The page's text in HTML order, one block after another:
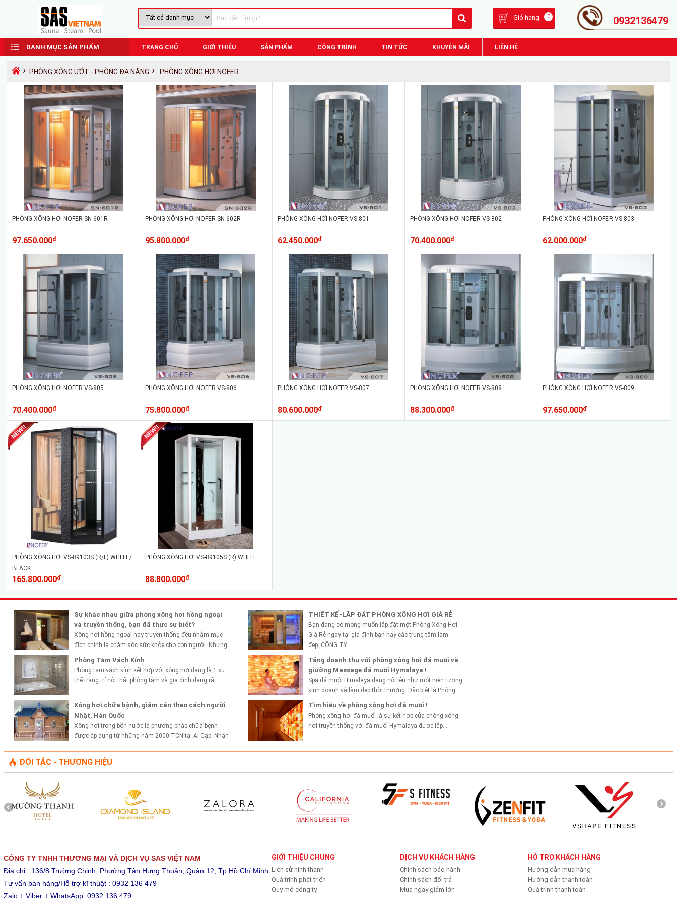
Giỏ hàng 0 0932136479
DANH MỤC SẢN PHẨM TRANG CHỦ GIỚI THIỆU SẢN PHẨM CÔNG TRÌNH TIN TỨC KHUYẾN MÃI LIÊN HỆ
› PHÒNG XÔNG ƯỚT - PHÒNG ĐA NĂNG › PHÒNG XÔNG HƠI NOFER
PHÒNG XÔNG HƠI NOFER SN-601R
97.650.000đ
PHÒNG XÔNG HƠI NOFER SN-602R
95.800.000đ
PHÒNG XÔNG HƠI NOFER VS-801
62.450.000đ
PHÒNG XÔNG HƠI NOFER VS-802
70.400.000đ
PHÒNG XÔNG HƠI NOFER VS-803
62.000.000đ
PHÒNG XÔNG HƠI NOFER VS-805
70.400.000đ
PHÒNG XÔNG HƠI NOFER VS-806
75.800.000đ
PHÒNG XÔNG HƠI NOFER VS-807
80.600.000đ
PHÒNG XÔNG HƠI NOFER VS-808
88.300.000đ
PHÒNG XÔNG HƠI NOFER VS-809
97.650.000đ
PHÒNG XÔNG HƠI VS-89103S (R/L) WHITE/
BLACK
165.800.000đ
PHÒNG XÔNG HƠI VS-89105S (R) WHITE
88.800.000đ
Sự khác nhau giữa phòng xông hơi hồng ngoại
và truyền thống, bạn đã thực sự biết?
Xông hơi hồng ngoại hay truyền thống đều nhằm mục
đích chính là chăm sóc sức khỏe cho con người. Nhưng
mỗi...
THIẾT KẾ-LẮP ĐẶT PHÒNG XÔNG HƠI GIÁ RẺ
Bạn đang có mong muốn lắp đặt một Phòng Xông Hơi
Giá Rẻ ngay tại gia đình bạn hay các trung tâm làm
đẹp. CÔNG TY...
Phòng Tắm Vách Kính
Phòng tắm vách kính kết hợp với xông hơi đang là 1 xu
thế trang trí nội thất phòng tắm và gia đình đang rất...
Tăng doanh thu với phòng xông hơi đá muối và
giường Massage đá muối Hymalaya !
Spa đá muối Himalaya đang nổi lên như một hiện tượng
kinh doanh và làm đẹp thời thượng. Đặc biệt là Phòng
xông hơi...
Xông hơi chữa bệnh, giảm cân theo cách người
Nhật, Hàn Quốc
Xông hơi trong bồn nước là phương pháp chữa bệnh
được áp dụng từ những năm 2000 TCN tại Ai Cập. Nhận
Tìm hiểu về phòng xông hơi đá muối !
Phòng xông hơi đá muối là sự kết hợp của phòng xông
hơi truyền thống với đá muối Hymalaya được lắp...
ĐỐI TÁC - THƯƠNG HIỆU
CÔNG TY TNHH THƯƠNG MẠI VÀ DỊCH VỤ SAS VIỆT NAM
Địa chỉ : 136/8 Trường Chinh, Phường Tân Hưng Thuận, Quận 12, Tp.Hồ Chí Minh
Tư vấn bán hàng/Hỗ trợ kĩ thuật : 0932 136 479
Zalo + Viber + WhatsApp: 0932 136 479
GIỚI THIỆU CHUNG
Lịch sử hình thành
Quá trình phát triển
Quy mô công ty
DỊCH VỤ KHÁCH HÀNG
Chính sách bảo hành
Chính sách đổi trả
Mua ngay giảm lớn
HỖ TRỢ KHÁCH HÀNG
Hướng dẫn mua hàng
Hướng dẫn thanh toán
Quá trình thanh toán